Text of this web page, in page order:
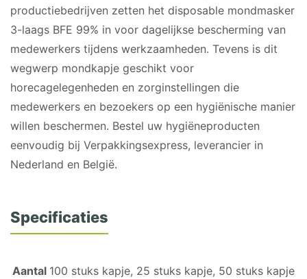
productiebedrijven zetten het disposable mondmasker
3-laags BFE 99% in voor dagelijkse bescherming van
medewerkers tijdens werkzaamheden. Tevens is dit
wegwerp mondkapje geschikt voor
horecagelegenheden en zorginstellingen die
medewerkers en bezoekers op een hygiënische manier
willen beschermen. Bestel uw hygiëneproducten
eenvoudig bij Verpakkingsexpress, leverancier in
Nederland en België.
Specificaties
Aantal 100 stuks kapje, 25 stuks kapje, 50 stuks kapje